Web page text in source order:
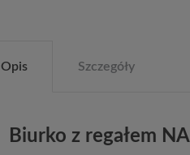
Opis Szczegóły
Biurko z regałem